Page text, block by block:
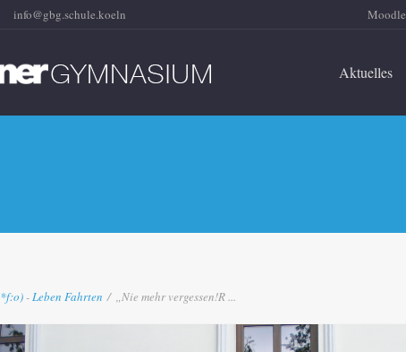
info@gbg.schule.koeln Moodle
Aktuelles
*f:o) -Leben Fahrten / „Nie mehr vergessen!R ...